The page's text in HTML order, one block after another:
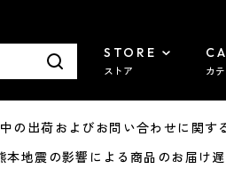
STORE
ストア カ
出荷およびお問い合わせに関す
地震の影響による商品のお届け遅